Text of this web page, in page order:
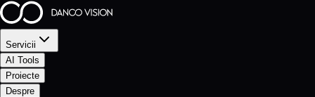
Servicii
AI Tools
Proiecte
Despre